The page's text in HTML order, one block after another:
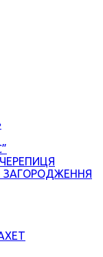
ЗАГОРОДЖЕННЯ